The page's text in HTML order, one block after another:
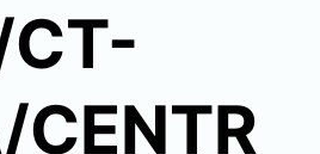
CT-
CENTR